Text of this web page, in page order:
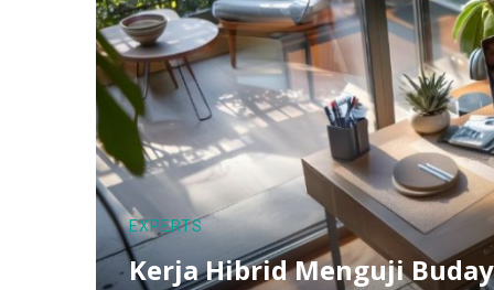
EXPERTS
Kerja Hibrid Menguji